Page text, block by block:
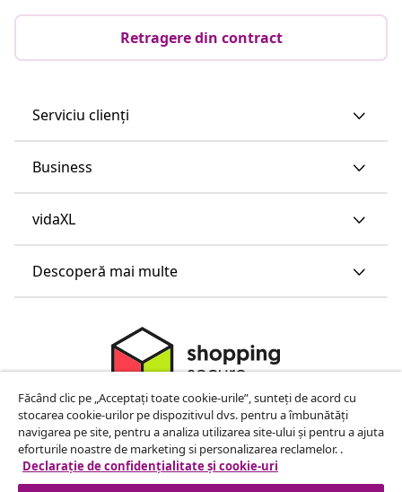
Retragere din contract
Serviciu clienți
Business
vidaXL
Descoperă mai multe
Făcând clic pe „Acceptați toate cookie-urile”, sunteți de acord cu
stocarea cookie-urilor pe dispozitivul dvs. pentru a îmbunătăți
navigarea pe site, pentru a analiza utilizarea site-ului și pentru a ajuta
eforturile noastre de marketing si personalizarea reclamelor. .
Declarație de confidențialitate și cookie-uri